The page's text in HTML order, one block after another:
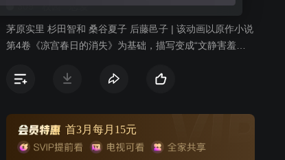
茅原实里 杉田智和 桑谷夏子 后藤邑子 | 该动画以原作小说
第4卷《凉宫春日的消失》为基础，描写变成“文静害羞少
首3月每月15元